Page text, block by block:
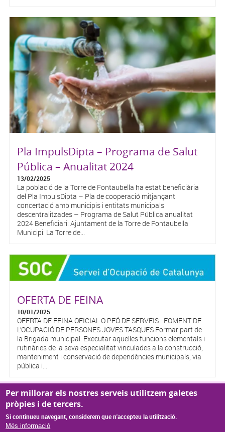
Pla ImpulsDipta – Programa de Salut
Pública – Anualitat 2024
13/02/2025
La població de la Torre de Fontaubella ha estat beneficiària
del Pla ImpulsDipta – Pla de cooperació mitjançant
concertació amb municipis i entitats municipals
descentralitzades – Programa de Salut Pública anualitat
2024 Beneficiari: Ajuntament de la Torre de Fontaubella
Municipi: La Torre de...
OFERTA DE FEINA
10/01/2025
OFERTA DE FEINA OFICIAL O PEÓ DE SERVEIS - FOMENT DE
L’OCUPACIÓ DE PERSONES JOVES TASQUES Formar part de
la Brigada municipal: Executar aquelles funcions elementals i
rutinàries de la seva especialitat vinculades a la construcció,
manteniment i conservació de dependències municipals, via
pública i...
Pàgines
« primer ‹ anterior 1 2 3 4 5 6 7 8
Per millorar els nostres serveis utilitzem galetes
pròpies i de tercers.
Si continueu navegant, considerem que n'accepteu la utilització.
Més informació